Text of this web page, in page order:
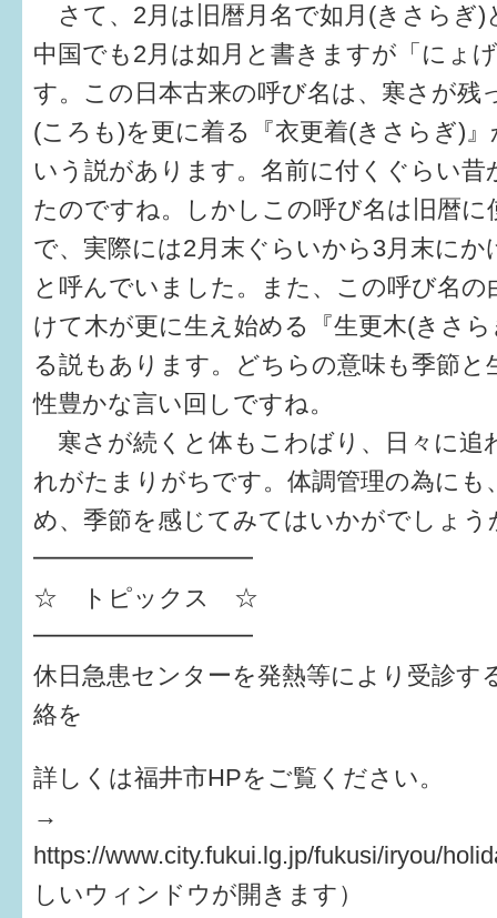
さて、2月は旧暦月名で如月(きさらぎ)
中国でも2月は如月と書きますが「にょ
す。この日本古来の呼び名は、寒さが残
(ころも)を更に着る『衣更着(きさらぎ)
いう説があります。名前に付くぐらい昔
たのですね。しかしこの呼び名は旧暦に
で、実際には2月末ぐらいから3月末に
と呼んでいました。また、この呼び名の
けて木が更に生え始める『生更木(きさ
る説もあります。どちらの意味も季節と
性豊かな言い回しですね。
寒さが続くと体もこわばり、日々に追
れがたまりがちです。体調管理の為にも
め、季節を感じてみてはいかがでしょう
━━━━━━━━━
☆ トピックス ☆
━━━━━━━━━
休日急患センターを発熱等により受診す
絡を
詳しくは福井市HPをご覧ください。
→
https://www.city.fukui.lg.jp/fukusi/iryou/
しいウィンドウが開きます）
相談したい
さまざまな支援
子育てカレンダー
妊娠
出産〜3か月
3か月〜6か月
6か月〜1歳
1歳〜3歳
3歳〜就学前
就学後〜
子育てマップ
イベントレポート
なるほどコラム
メールマガジン
はぐくむ.net相談コーナー
みんなの知恵袋